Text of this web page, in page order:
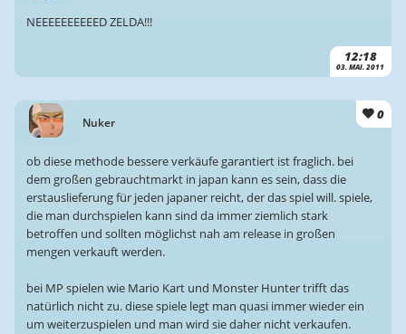
12:18
03. MAI. 2011
NEEEEEEEEEED ZELDA!!!
Nuker
0
ob diese methode bessere verkäufe garantiert ist fraglich. bei
dem großen gebrauchtmarkt in japan kann es sein, dass die
erstauslieferung für jeden japaner reicht, der das spiel will. spiele,
die man durchspielen kann sind da immer ziemlich stark
betroffen und sollten möglichst nah am release in großen
mengen verkauft werden.
bei MP spielen wie Mario Kart und Monster Hunter trifft das
natürlich nicht zu. diese spiele legt man quasi immer wieder ein
um weiterzuspielen und man wird sie daher nicht verkaufen.